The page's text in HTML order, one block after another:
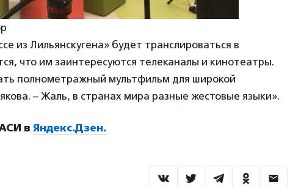
из Лильянскугена» будет транслироваться в
что им заинтересуются телеканалы и кинотеатры.
полнометражный мультфильм для широкой
– Жаль, в странах мира разные жестовые языки».
в Яндекс.Дзен.